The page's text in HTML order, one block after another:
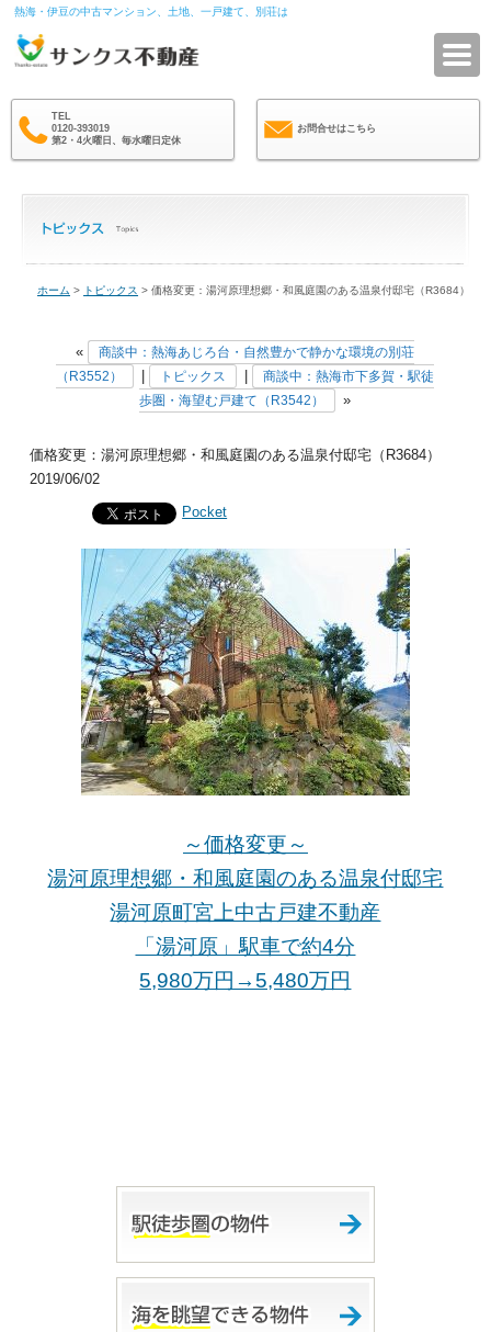
熱海・伊豆の中古マンション、土地、一戸建て、別荘は
TEL
0120-393019
第2・4火曜日、毎水曜日定休
お問合せはこちら
ホーム > トピックス > 価格変更：湯河原理想郷・和風庭園のある温泉付邸宅（R3684）
«
商談中：熱海あじろ台・自然豊かで静かな環境の別荘
（R3552）
トピックス
商談中：熱海市下多賀・駅徒
歩圏・海望む戸建て（R3542）
»
価格変更：湯河原理想郷・和風庭園のある温泉付邸宅（R3684）
2019/06/02
Pocket
～価格変更～
湯河原理想郷・和風庭園のある温泉付邸宅
湯河原町宮上中古戸建不動産
「湯河原」駅車で約4分
5,980万円→5,480万円